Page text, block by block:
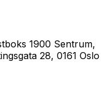
1900 Sentrum,
28, 0161 Oslo